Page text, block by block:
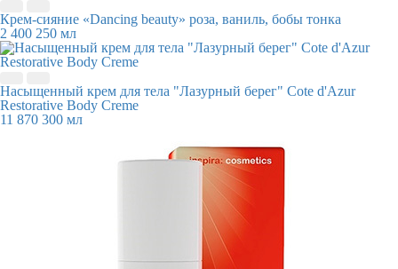
Крем-сияние «Dancing beauty» роза, ваниль, бобы тонка
2 400 250 мл
Насыщенный крем для тела "Лазурный берег" Cote d'Azur
Restorative Body Creme
11 870 300 мл